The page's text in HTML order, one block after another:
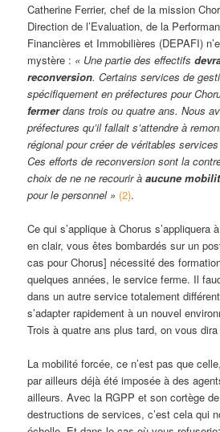
Catherine Ferrier, chef de la mission
Direction de l’Evaluation, de la
Financières et Immobilières (DEPAFI)
mystère : « Une partie des effectifs
reconversion. Certains services de
spécifiquement en préfectures pour
fermerdans trois ou quatre ans. Nous
préfectures qu’il fallait s’attendre à
régional pour créer de véritables
Ces efforts de reconversion sont la
choix de ne ne recourir àaucune
pour le personnel » (2).
Ce qui s’applique à Chorus s’appliquera
en clair, vous êtes bombardés sur un
cas pour Chorus] nécessité des
quelques années, le service ferme. Il
dans un autre service totalement
s’adapter rapidement à un nouvel
Trois à quatre ans plus tard, on vous
La mobilité forcée, ce n’est pas que
par ailleurs déjà été imposée à des
ailleurs. Avec la RGPP et son cortège
destructions de services, c’est cela qui